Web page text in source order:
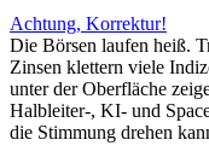
Achtung, Korrektur!
Die Börsen laufen heiß.
Zinsen klettern viele
unter der Oberfläche
Halbleiter-, KI- und
die Stimmung drehen